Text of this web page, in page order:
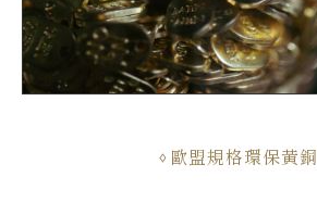
歐盟規格環保黃銅